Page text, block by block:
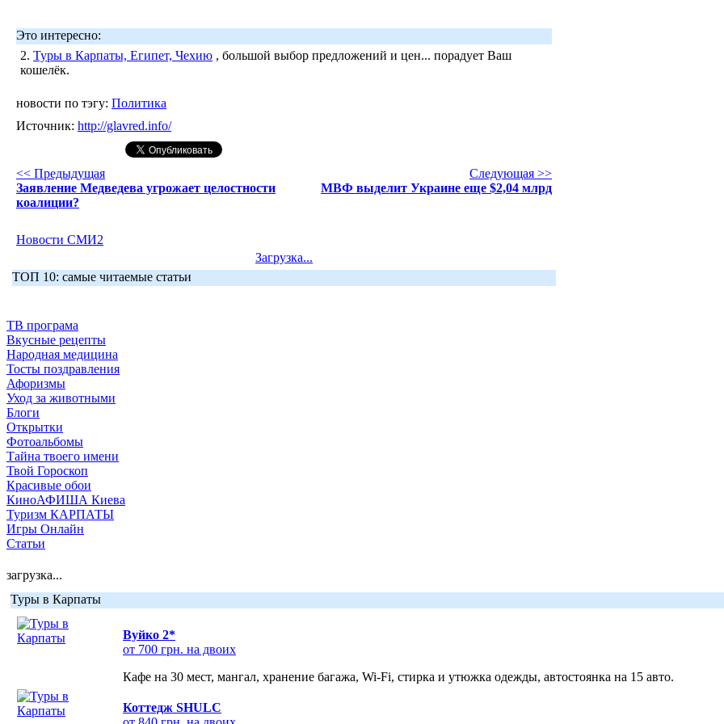
Это интересно:
2. Туры в Карпаты, Египет, Чехию , большой выбор предложений и цен... порадует Ваш
кошелёк.
новости по тэгу: Политика
Источник: http://glavred.info/
<< Предыдущая
Заявление Медведева угрожает целостности
коалиции?
Следующая >>
МВФ выделит Украине еще $2,04 млрд
Новости СМИ2
Загрузка...
ТОП 10: самые читаемые статьи
ТВ програма
Вкусные рецепты
Народная медицина
Тосты поздравления
Афоризмы
Уход за животными
Блоги
Открытки
Фотоальбомы
Тайна твоего имени
Твой Гороскоп
Красивые обои
КиноАФИША Киева
Туризм КАРПАТЫ
Игры Онлайн
Статьи
загрузка...
Туры в Карпаты
Вуйко 2*
от 700 грн. на двоих
Кафе на 30 мест, мангал, хранение багажа, Wi-Fi, стирка и утюжка одежды, автостоянка на 15 авто.
Коттедж SHULC